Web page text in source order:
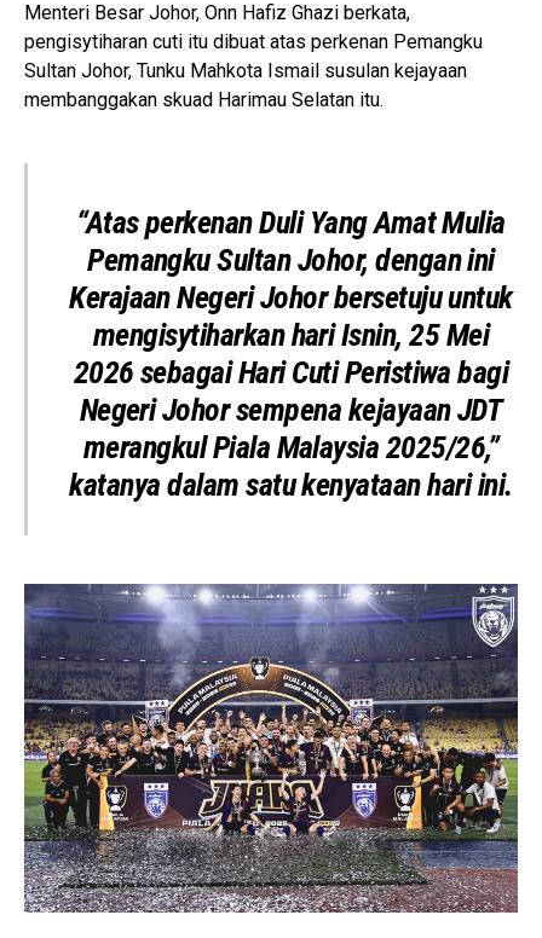
Menteri Besar Johor, Onn Hafiz Ghazi berkata,
pengisytiharan cuti itu dibuat atas perkenan Pemangku
Sultan Johor, Tunku Mahkota Ismail susulan kejayaan
membanggakan skuad Harimau Selatan itu.
“Atas perkenan Duli Yang Amat Mulia
Pemangku Sultan Johor, dengan ini
Kerajaan Negeri Johor bersetuju untuk
mengisytiharkan hari Isnin, 25 Mei
2026 sebagai Hari Cuti Peristiwa bagi
Negeri Johor sempena kejayaan JDT
merangkul Piala Malaysia 2025/26,”
katanya dalam satu kenyataan hari ini.